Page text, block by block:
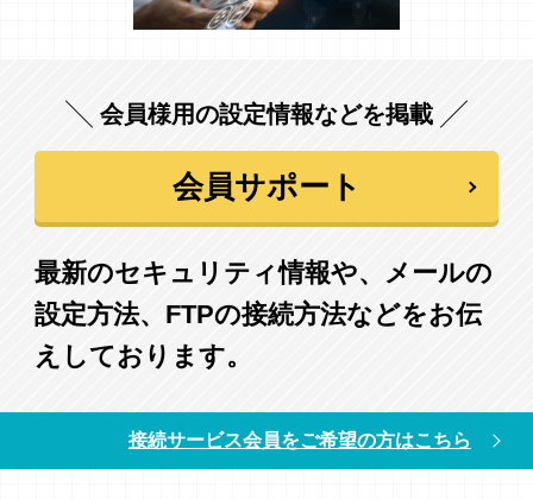
会員様用の設定情報などを掲載
会員サポート
最新のセキュリティ情報や、メールの
設定方法、FTPの接続方法などをお伝
えしております。
接続サービス会員をご希望の方はこちら